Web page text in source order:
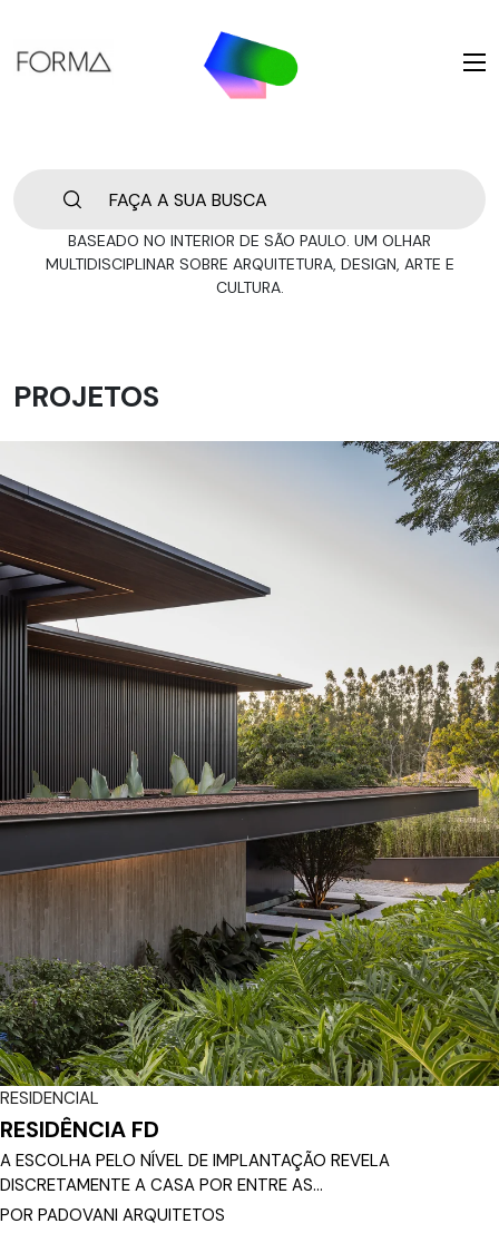
BASEADO NO INTERIOR DE SÃO PAULO. UM OLHAR
MULTIDISCIPLINAR SOBRE ARQUITETURA, DESIGN, ARTE E
CULTURA.
PROJETOS
RESIDENCIAL
RESIDÊNCIA FD
A ESCOLHA PELO NÍVEL DE IMPLANTAÇÃO REVELA
DISCRETAMENTE A CASA POR ENTRE AS...
POR PADOVANI ARQUITETOS